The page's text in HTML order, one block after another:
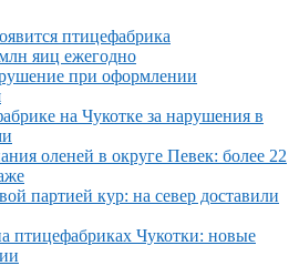
птицефабрика
яиц ежегодно
при оформлении
на Чукотке за нарушения в
оленей в округе Певек: более 22
партией кур: на север доставили
птицефабриках Чукотки: новые